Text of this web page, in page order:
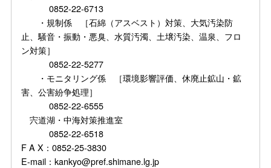
0852-22-6713
・規制係 ［石綿（アスベスト）対策、大気汚染防
止、騒音・振動・悪臭、水質汚濁、土壌汚染、温泉、フロ
ン対策］
0852-22-5277
・モニタリング係 ［環境影響評価、休廃止鉱山・鉱
害、公害紛争処理］
0852-22-6555
宍道湖・中海対策推進室
0852-22-6518
F A X：0852-25-3830
E-mail：kankyo@pref.shimane.lg.jp